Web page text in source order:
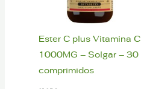
Ester C plus Vitamina C
1000MG – Solgar – 30
comprimidos